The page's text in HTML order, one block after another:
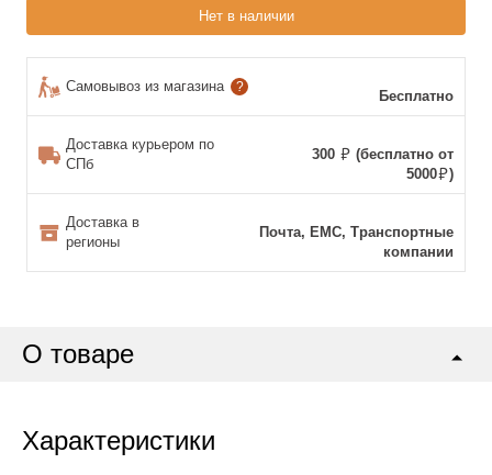
Нет в наличии
Самовывоз из магазина ?
Бесплатно
Доставка курьером по
СПб
300
(бесплатно от
5000
)
Доставка в
регионы
Почта, ЕМС, Транспортные
компании
О товаре
Характеристики